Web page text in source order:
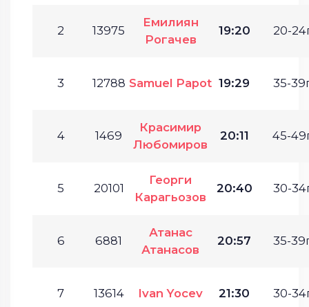
2 13975
Емилиян
Рогачев
19:20 20-
3 12788 Samuel Papot 19:29 35-
4 1469
Красимир
Любомиров
20:11 45-
5 20101
Георги
Карагьозов
20:40 30-
6 6881
Атанас
Атанасов
20:57 35-
7 13614 Ivan Yocev 21:30 30-